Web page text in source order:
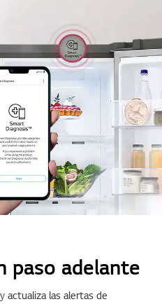
paso adelante
actualiza las alertas de